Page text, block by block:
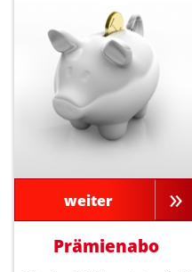
weiter
Prämienabo